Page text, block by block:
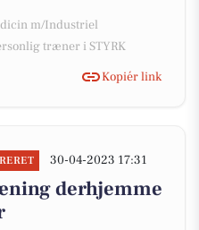
m/Industriel
træner i STYRK
Kopiér link
30-04-2023 17:31
derhjemme